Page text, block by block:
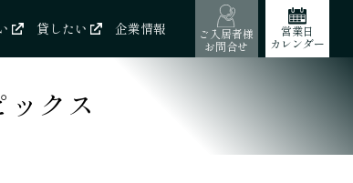
貸したい 企業情報
ご入居者様
お問合せ
営業日
カレンダー
ックス